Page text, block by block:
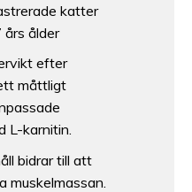
katter
ålder
efter
måttligt
L-karnitin.
bidrar till att
muskelmassan.